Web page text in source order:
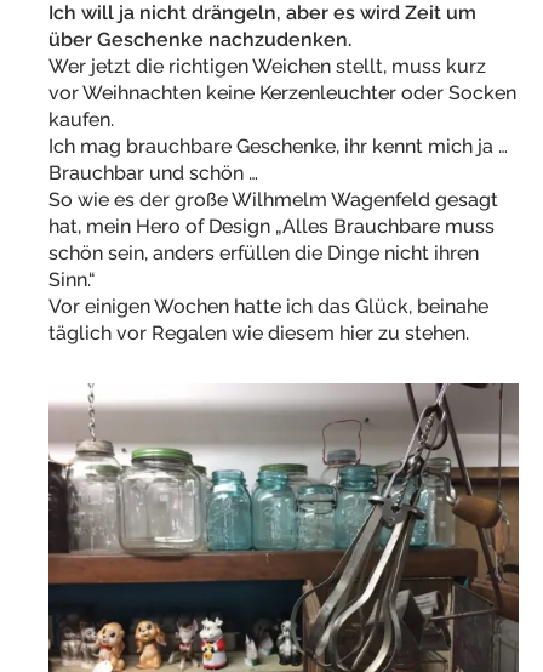
Ich will ja nicht drängeln, aber es wird Zeit um
über Geschenke nachzudenken.
Wer jetzt die richtigen Weichen stellt, muss kurz
vor Weihnachten keine Kerzenleuchter oder Socken
kaufen.
Ich mag brauchbare Geschenke, ihr kennt mich ja …
Brauchbar und schön …
So wie es der große Wilhmelm Wagenfeld gesagt
hat, mein Hero of Design „Alles Brauchbare muss
schön sein, anders erfüllen die Dinge nicht ihren
Sinn.“
Vor einigen Wochen hatte ich das Glück, beinahe
täglich vor Regalen wie diesem hier zu stehen.